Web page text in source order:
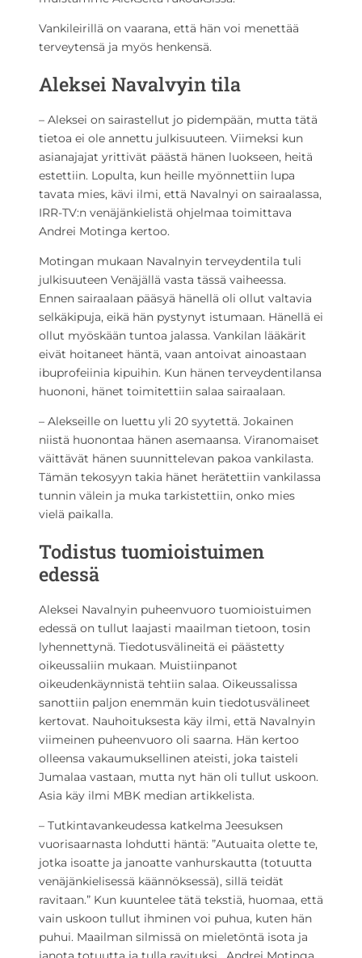
Vankileirillä on vaarana, että hän voi menettää
terveytensä ja myös henkensä.
Aleksei Navalvyin tila
– Aleksei on sairastellut jo pidempään, mutta tätä
tietoa ei ole annettu julkisuuteen. Viimeksi kun
asianajajat yrittivät päästä hänen luokseen, heitä
estettiin. Lopulta, kun heille myönnettiin lupa
tavata mies, kävi ilmi, että Navalnyi on sairaalassa,
IRR-TV:n venäjänkielistä ohjelmaa toimittava
Andrei Motinga kertoo.
Motingan mukaan Navalnyin terveydentila tuli
julkisuuteen Venäjällä vasta tässä vaiheessa.
Ennen sairaalaan pääsyä hänellä oli ollut valtavia
selkäkipuja, eikä hän pystynyt istumaan. Hänellä ei
ollut myöskään tuntoa jalassa. Vankilan lääkärit
eivät hoitaneet häntä, vaan antoivat ainoastaan
ibuprofeiinia kipuihin. Kun hänen terveydentilansa
huononi, hänet toimitettiin salaa sairaalaan.
– Alekseille on luettu yli 20 syytettä. Jokainen
niistä huonontaa hänen asemaansa. Viranomaiset
väittävät hänen suunnittelevan pakoa vankilasta.
Tämän tekosyyn takia hänet herätettiin vankilassa
tunnin välein ja muka tarkistettiin, onko mies
vielä paikalla.
Todistus tuomioistuimen
edessä
Aleksei Navalnyin puheenvuoro tuomioistuimen
edessä on tullut laajasti maailman tietoon, tosin
lyhennettynä. Tiedotusvälineitä ei päästetty
oikeussaliin mukaan. Muistiinpanot
oikeudenkäynnistä tehtiin salaa. Oikeussalissa
sanottiin paljon enemmän kuin tiedotusvälineet
kertovat. Nauhoituksesta käy ilmi, että Navalnyin
viimeinen puheenvuoro oli saarna. Hän kertoo
olleensa vakaumuksellinen ateisti, joka taisteli
Jumalaa vastaan, mutta nyt hän oli tullut uskoon.
Asia käy ilmi MBK median artikkelista.
– Tutkintavankeudessa katkelma Jeesuksen
vuorisaarnasta lohdutti häntä: ”Autuaita olette te,
jotka isoatte ja janoatte vanhurskautta (totuutta
venäjänkielisessä käännöksessä), sillä teidät
ravitaan.” Kun kuuntelee tätä tekstiä, huomaa, että
vain uskoon tullut ihminen voi puhua, kuten hän
puhui. Maailman silmissä on mieletöntä isota ja